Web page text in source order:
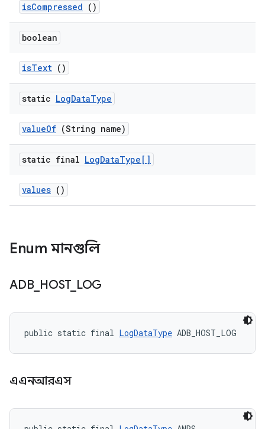
isCompressed ()
boolean
isText ()
static LogDataType
valueOf (String name)
static final LogDataType[]
values ()
Enum মানগুলি
ADB_ HOST_ LOG
public static final LogDataType ADB_HOST_LOG
এএনআরএস